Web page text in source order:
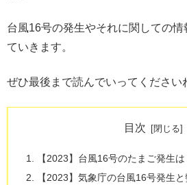
台風16号の発生やそれに関しての
ていきます。
ぜひ最後まで読んでいってください
目次
【2023】台風16号のたまご発生は
【2023】気象庁の台風16号発生